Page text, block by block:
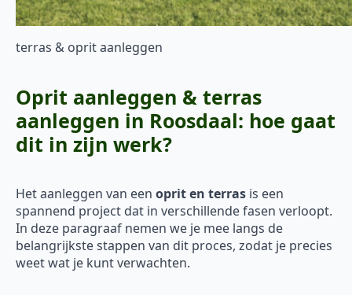
terras & oprit aanleggen
Oprit aanleggen & terras
aanleggen in Roosdaal: hoe gaat
dit in zijn werk?
Het aanleggen van een oprit en terras is een
spannend project dat in verschillende fasen verloopt.
In deze paragraaf nemen we je mee langs de
belangrijkste stappen van dit proces, zodat je precies
weet wat je kunt verwachten.